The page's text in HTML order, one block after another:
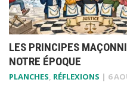
LES PRINCIPES
NOTRE ÉPOQUE
PLANCHES, RÉFLEXIONS | 6